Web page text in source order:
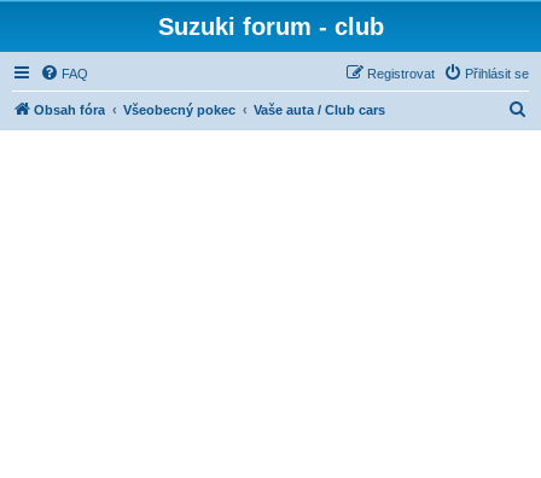
Suzuki forum - club
FAQ Přihlásit se
Registrovat
Obsah fóra Všeobecný pokec Vaše auta / Club cars